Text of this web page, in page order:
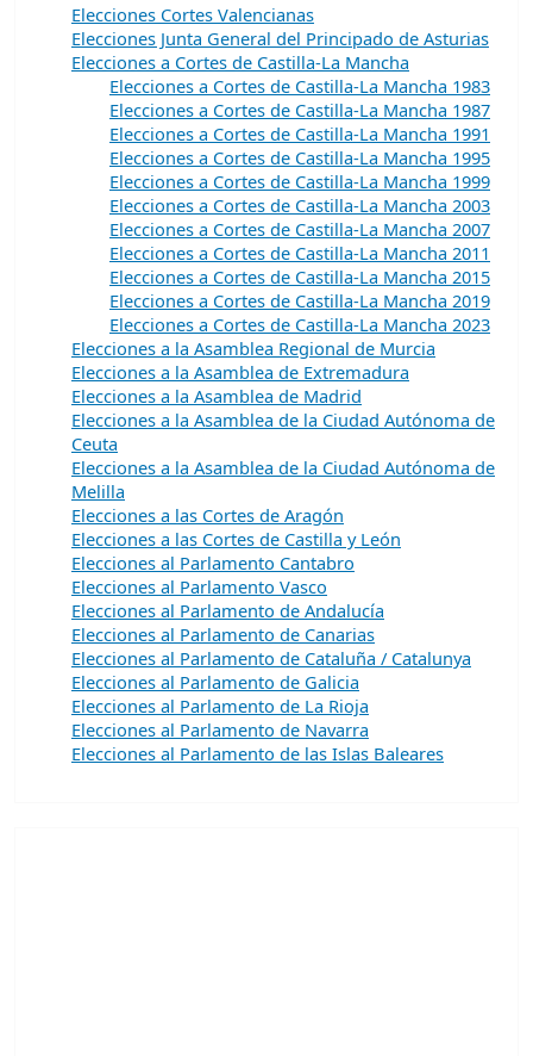
Elecciones Cortes Valencianas
Elecciones Junta General del Principado de Asturias
Elecciones a Cortes de Castilla-La Mancha
Elecciones a Cortes de Castilla-La Mancha 1983
Elecciones a Cortes de Castilla-La Mancha 1987
Elecciones a Cortes de Castilla-La Mancha 1991
Elecciones a Cortes de Castilla-La Mancha 1995
Elecciones a Cortes de Castilla-La Mancha 1999
Elecciones a Cortes de Castilla-La Mancha 2003
Elecciones a Cortes de Castilla-La Mancha 2007
Elecciones a Cortes de Castilla-La Mancha 2011
Elecciones a Cortes de Castilla-La Mancha 2015
Elecciones a Cortes de Castilla-La Mancha 2019
Elecciones a Cortes de Castilla-La Mancha 2023
Elecciones a la Asamblea Regional de Murcia
Elecciones a la Asamblea de Extremadura
Elecciones a la Asamblea de Madrid
Elecciones a la Asamblea de la Ciudad Autónoma de
Ceuta
Elecciones a la Asamblea de la Ciudad Autónoma de
Melilla
Elecciones a las Cortes de Aragón
Elecciones a las Cortes de Castilla y León
Elecciones al Parlamento Cantabro
Elecciones al Parlamento Vasco
Elecciones al Parlamento de Andalucía
Elecciones al Parlamento de Canarias
Elecciones al Parlamento de Cataluña / Catalunya
Elecciones al Parlamento de Galicia
Elecciones al Parlamento de La Rioja
Elecciones al Parlamento de Navarra
Elecciones al Parlamento de las Islas Baleares